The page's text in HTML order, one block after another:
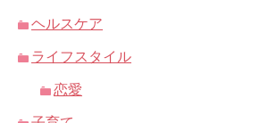
ヘルスケア
ライフスタイル
恋愛